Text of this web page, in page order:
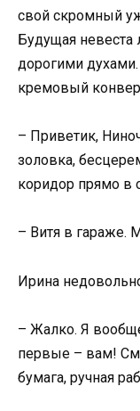
свой скромный
Будущая невеста
дорогими
кремовый
– Приветик,
золовка,
коридор прямо в
– Витя в гараже.
Ирина
– Жалко. Я
первые – вам!
бумага, ручная